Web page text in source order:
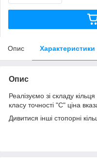
Опис Характеристики
Опис
Реалізуємо зі складу
класу точності "С" ціна
Дивитися інші стопорні